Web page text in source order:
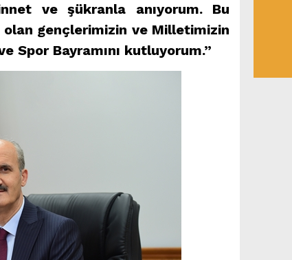
ve şükranla anıyorum. Bu
gençlerimizin ve Milletimizin
Spor Bayramını kutluyorum.”